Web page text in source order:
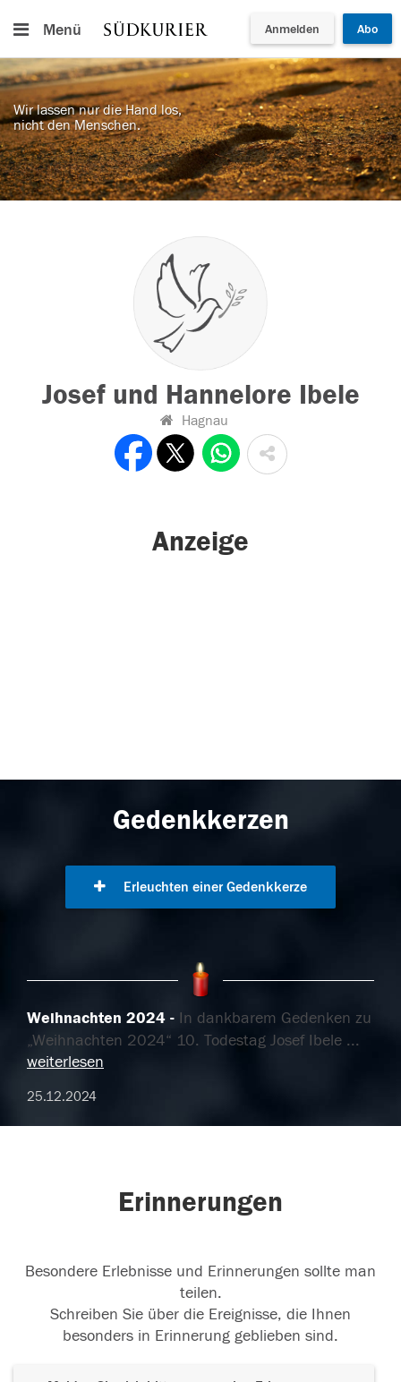
Menü Anmelden Abo
Wir lassen nur die Hand los,
nicht den Menschen.
Josef und Hannelore Ibele
Hagnau
Anzeige
Gedenkkerzen
Erleuchten einer Gedenkkerze
Weihnachten 2024
In dankbarem Gedenken zu
„Weihnachten 2024“ 10. Todestag Josef Ibele ...
weiterlesen
25.12.2024
Erinnerungen
Besondere Erlebnisse und Erinnerungen sollte man
teilen.
Schreiben Sie über die Ereignisse, die Ihnen
besonders in Erinnerung geblieben sind.